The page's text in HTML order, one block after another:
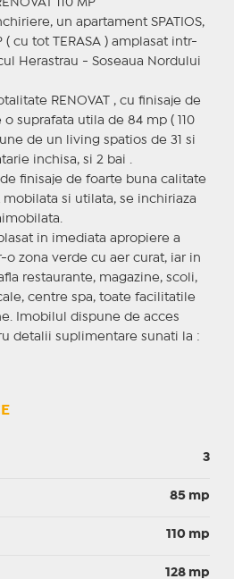
110 MP
un apartament SPATIOS,
( cu tot TERASA ) amplasat intr-
Herastrau - Soseaua Nordului
RENOVAT , cu finisaje de
suprafata utila de 84 mp ( 110
de un living spatios de 31 si
inchisa, si 2 bai .
finisaje de foarte buna calitate
si utilata, se inchiriaza
in imediata apropiere a
o zona verde cu aer curat, iar in
restaurante, magazine, scoli,
centre spa, toate facilitatile
Imobilul dispune de acces
detalii suplimentare sunati la :
3
85 mp
110 mp
128 mp